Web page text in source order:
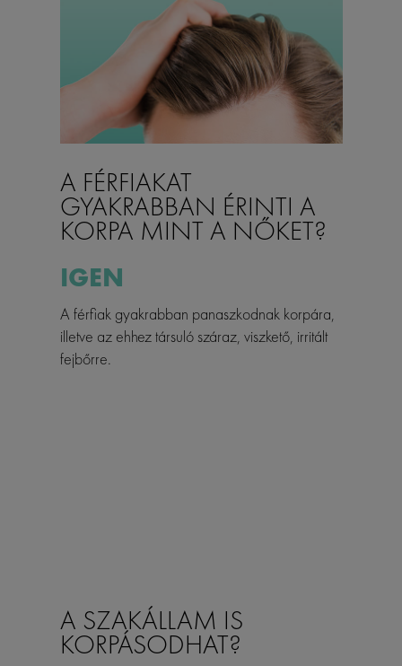
A FÉRFIAKAT
GYAKRABBAN ÉRINTI A
KORPA MINT A NŐKET?
IGEN
A férfiak gyakrabban panaszkodnak korpára,
illetve az ehhez társuló száraz, viszkető, irritált
fejbőrre.
A SZAKÁLLAM IS
KORPÁSODHAT?